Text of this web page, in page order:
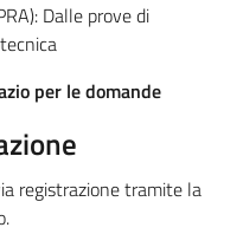
Dalle prove di
per le domande
registrazione tramite la